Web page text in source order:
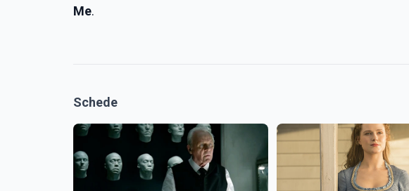
Me.
Schede